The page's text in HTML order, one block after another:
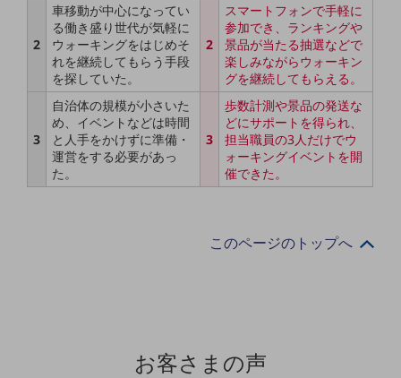
モビリティ
製造・建設業
キーワードで探す
モバイルTOP
2
車移動が中心になってい
る働き盛り世代が気軽に
ウォーキングをはじめそ
れを継続してもらう手段
を探していた。
2
スマートフォンで手軽に
参加でき、ランキングや
景品が当たる抽選などで
楽しみながらウォーキン
グを継続してもらえる。
3
自治体の規模が小さいた
め、イベントなどは時間
と人手をかけずに準備・
運営をする必要があっ
た。
3
歩数計測や景品の発送な
どにサポートを得られ、
担当職員の3人だけでウ
ォーキングイベントを開
催できた。
このページのトップへ
お客さまの声